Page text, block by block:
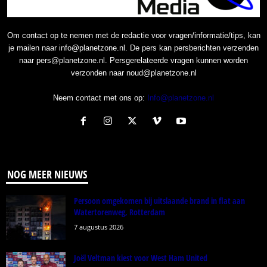
Om contact op te nemen met de redactie voor vragen/informatie/tips, kan
je mailen naar info@planetzone.nl. De pers kan persberichten verzenden
naar pers@planetzone.nl. Persgerelateerde vragen kunnen worden
verzonden naar noud@planetzone.nl
Neem contact met ons op: Info@planetzone.nl
NOG MEER NIEUWS
Persoon omgekomen bij uitslaande brand in flat aan
Watertorenweg, Rotterdam
7 augustus 2026
Joël Veltman kiest voor West Ham United